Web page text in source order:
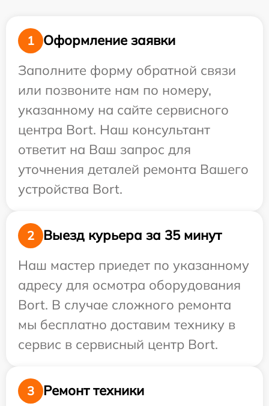
1
Оформление заявки
Заполните форму обратной связи
или позвоните нам по номеру,
указанному на сайте сервисного
центра Bort. Наш консультант
ответит на Ваш запрос для
уточнения деталей ремонта Вашего
устройства Bort.
2
Выезд курьера за 35 минут
Наш мастер приедет по указанному
адресу для осмотра оборудования
Bort. В случае сложного ремонта
мы бесплатно доставим технику в
сервис в сервисный центр Bort.
3
Ремонт техники